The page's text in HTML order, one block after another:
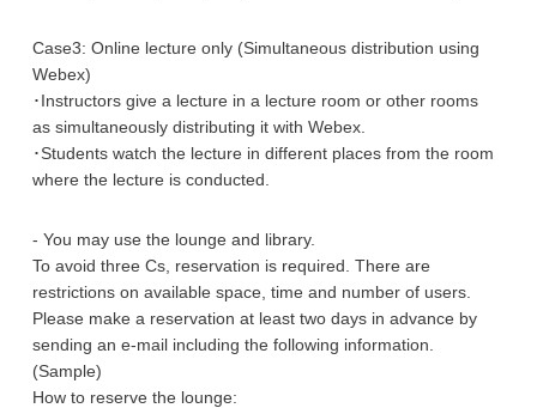
Case3: Online lecture only (Simultaneous distribution using
Webex)
･Instructors give a lecture in a lecture room or other rooms
as simultaneously distributing it with Webex.
･Students watch the lecture in different places from the room
where the lecture is conducted.
- You may use the lounge and library.
To avoid three Cs, reservation is required. There are
restrictions on available space, time and number of users.
Please make a reservation at least two days in advance by
sending an e-mail including the following information.
(Sample)
How to reserve the lounge: